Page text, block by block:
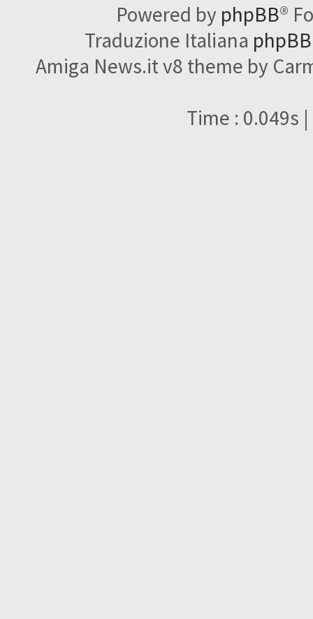
Powered by phpBB®
Traduzione Italiana
Amiga News.it v8 theme by
Time : 0.049s